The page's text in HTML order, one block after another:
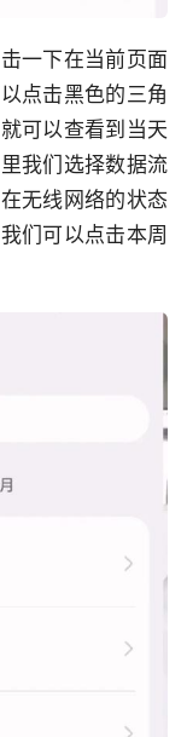
一下在当前页面
点击黑色的三角
可以查看到当天
我们选择数据流
无线网络的状态
们可以点击本周